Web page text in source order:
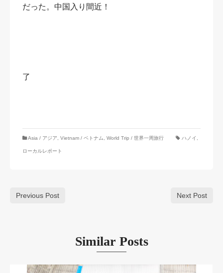
だった。中国入り間近！
了
Asia / アジア, Vietnam / ベトナム, World Trip / 世界一周旅行 ハノイ ,
ローカルレポート
Previous Post Next Post
Similar Posts